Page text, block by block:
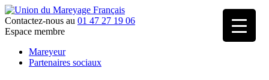
Contactez-nous au 01 47 27 19 06
Espace membre
Mareyeur
Partenaires sociaux